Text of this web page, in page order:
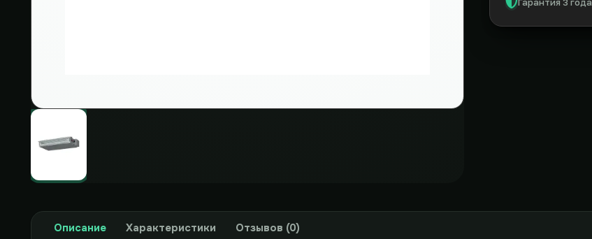
Описание Характеристики Отзывов (0)